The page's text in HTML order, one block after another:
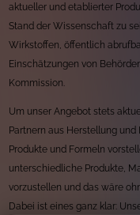
aktueller und etablierter
Stand der Wissenschaft zu
Wirkstoffen, öffentlich
Einschätzungen von
Kommission.
Um unser Angebot stets
Partnern aus Herstellung
Produkte und Formeln
unterschiedliche Produkte,
vorzustellen und das wäre
Dabei ist eines ganz klar: